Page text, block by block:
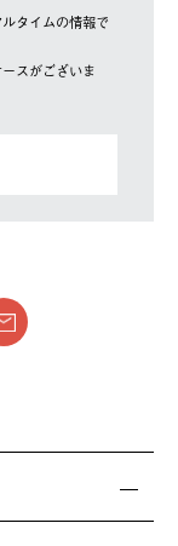
タイムの情報で
スがございま